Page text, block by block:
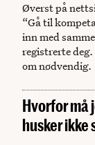
Øverst på
“Gå til
inn med
registrerte
om nødvendig.
Hvorfor må
husker ikke